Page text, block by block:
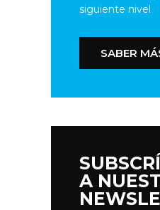
siguiente nivel
SABER
A